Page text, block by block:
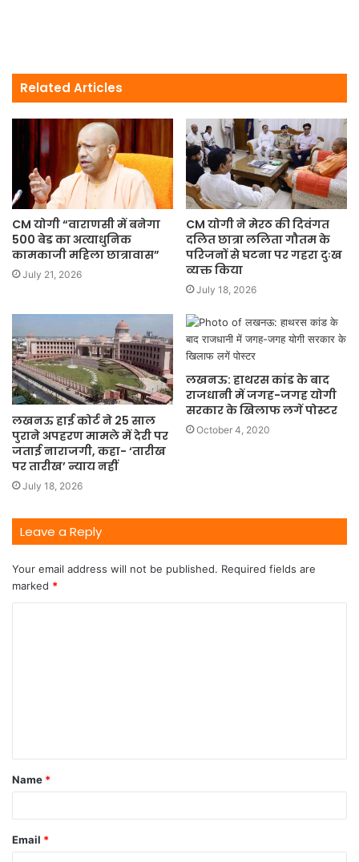
Related Articles
CM योगी “वाराणसी में बनेगा
500 बेड का अत्याधुनिक
कामकाजी महिला छात्रावास”
July 21, 2026
CM योगी ने मेरठ की दिवंगत
दलित छात्रा ललिता गौतम के
परिजनों से घटना पर गहरा दुःख
व्यक्त किया
July 18, 2026
लखनऊ हाई कोर्ट ने 25 साल
पुराने अपहरण मामले में देरी पर
जताई नाराजगी, कहा- ‘तारीख
पर तारीख’ न्याय नहीं
July 18, 2026
लखनऊ: हाथरस कांड के बाद
राजधानी में जगह-जगह योगी
सरकार के खिलाफ लगें पोस्टर
October 4, 2020
Leave a Reply
Your email address will not be published. Required fields are
marked *
Name *
Email *